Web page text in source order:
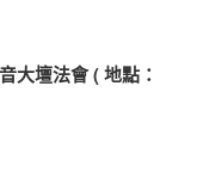
大壇法會 ( 地點：